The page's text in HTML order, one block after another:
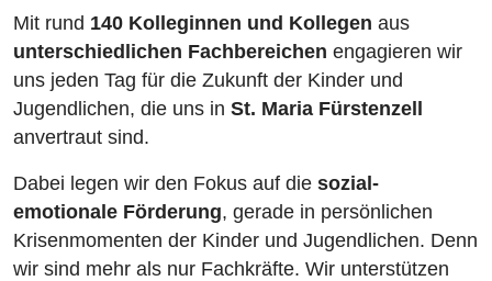
Mit rund 140 Kolleginnen und Kollegen aus
unterschiedlichen Fachbereichen engagieren wir
uns jeden Tag für die Zukunft der Kinder und
Jugendlichen, die uns in St. Maria Fürstenzell
anvertraut sind.
Dabei legen wir den Fokus auf die sozial-
emotionale Förderung, gerade in persönlichen
Krisenmomenten der Kinder und Jugendlichen. Denn
wir sind mehr als nur Fachkräfte. Wir unterstützen